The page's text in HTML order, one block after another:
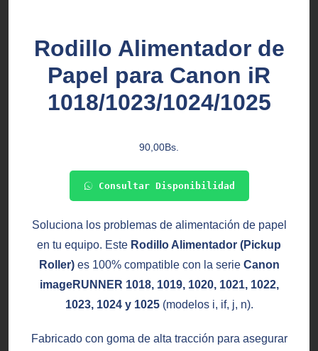
Rodillo Alimentador de
Papel para Canon iR
1018/1023/1024/1025
90,00Bs.
Consultar Disponibilidad
Soluciona los problemas de alimentación de papel
en tu equipo. Este Rodillo Alimentador (Pickup
Roller)es 100% compatible con la serie Canon
imageRUNNER 1018, 1019, 1020, 1021, 1022,
1023, 1024 y 1025(modelos i, if, j, n).
Fabricado con goma de alta tracción para asegurar